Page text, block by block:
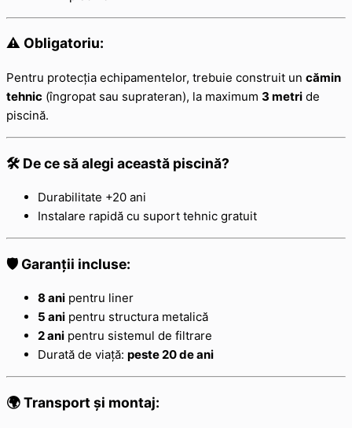
⚠️ Obligatoriu:
Pentru protecția echipamentelor, trebuie construit un cămin
tehnic (îngropat sau suprateran), la maximum 3 metri de
piscină.
🛠️ De ce să alegi această piscină?
Durabilitate +20 ani
Instalare rapidă cu suport tehnic gratuit
🛡️ Garanții incluse:
8 ani pentru liner
5 ani pentru structura metalică
2 ani pentru sistemul de filtrare
Durată de viață: peste 20 de ani
🌍 Transport și montaj: